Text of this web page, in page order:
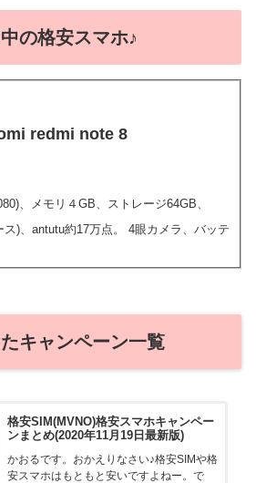
の格安スマホ♪
redmi note 8
、メモリ４GB、ストレージ64GB、
)、antutu約17万点。 4眼カメラ、バッテ
キャンペーン一覧
格安SIM(MVNO)格安スマホキャンペー
ンまとめ(2020年11月19日最新版)
かおるです。おかえりなさい♪格安SIMや格
安スマホはもともと安いですよねー。で